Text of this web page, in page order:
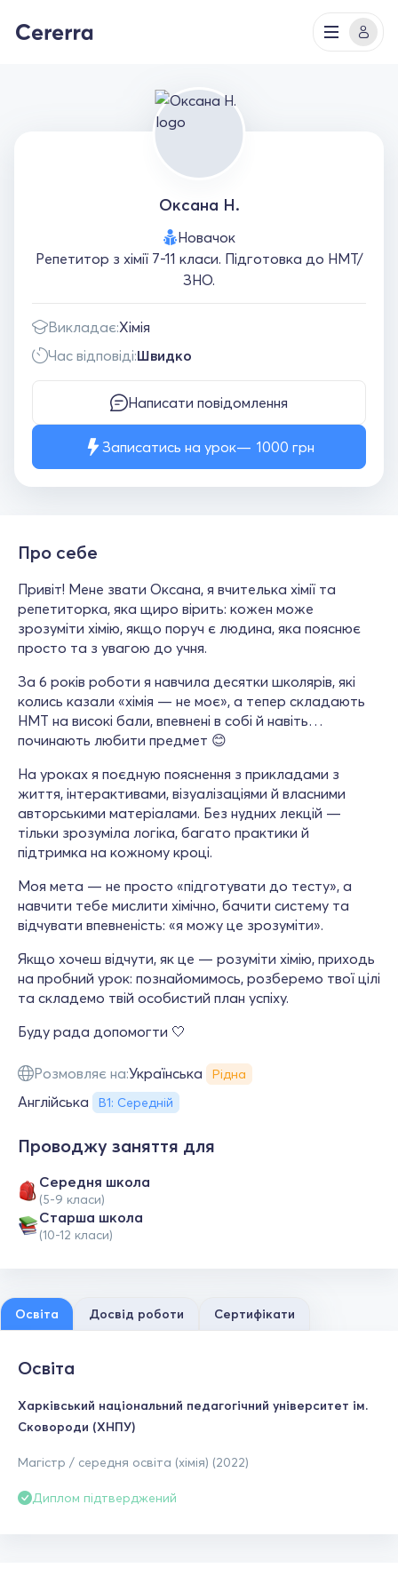
Оксана Н.
Новачок
Репетитор з хімії 7-11 класи. Підготовка до НМТ/
ЗНО.
Викладає:Хімія
Час відповіді:Швидко
Написати повідомлення
Записатись на урок 1000 грн
Про себе
Привіт! Мене звати Оксана, я вчителька хімії та
репетиторка, яка щиро вірить: кожен може
зрозуміти хімію, якщо поруч є людина, яка пояснює
просто та з увагою до учня.
За 6 років роботи я навчила десятки школярів, які
колись казали «хімія — не моє», а тепер складають
НМТ на високі бали, впевнені в собі й навіть…
починають любити предмет 😊
На уроках я поєдную пояснення з прикладами з
життя, інтерактивами, візуалізаціями й власними
авторськими матеріалами. Без нудних лекцій —
тільки зрозуміла логіка, багато практики й
підтримка на кожному кроці.
Моя мета — не просто «підготувати до тесту», а
навчити тебе мислити хімічно, бачити систему та
відчувати впевненість: «я можу це зрозуміти».
Якщо хочеш відчути, як це — розуміти хімію, приходь
на пробний урок: познайомимось, розберемо твої цілі
та складемо твій особистий план успіху.
Буду рада допомогти 🤍
Розмовляє на:Українська Рідна
Англійська В1: Середній
Проводжу заняття для
Середня школа
(5-9 класи)
Старша школа
(10-12 класи)
Освіта Досвід роботи Сертифікати
Освіта
Харківський національний педагогічний університет ім.
Сковороди (ХНПУ)
Магістр / середня освіта (хімія) (2022)
Диплом підтверджений